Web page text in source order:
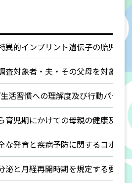
異的インプリント遺伝子の胎児、
査対象者・夫・その父母を対象と
活習慣への理解度及び行動パタ
育児期にかけての母親の健康及び
な発育と疾病予防に関するコホー
泌と月経再開時期を規定する要因